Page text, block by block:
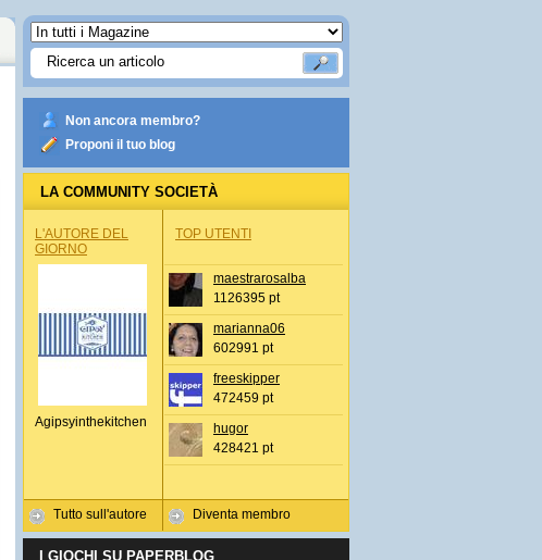
Non ancora membro?
Proponi il tuo blog
LA COMMUNITY SOCIETÀ
L'AUTORE DEL
GIORNO
Agipsyinthekitchen
Tutto sull'autore
TOP UTENTI
maestrarosalba
1126395 pt
marianna06
602991 pt
freeskipper
472459 pt
hugor
428421 pt
Diventa membro
I GIOCHI SU PAPERBLOG